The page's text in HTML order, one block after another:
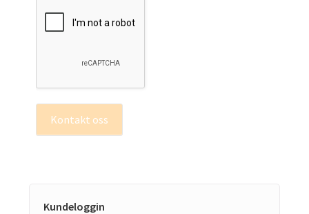
Kontakt oss
Kundeloggin